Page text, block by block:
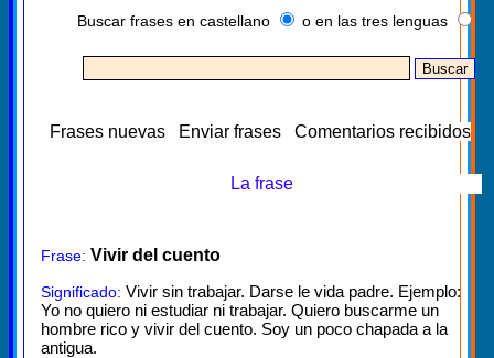
Buscar frases en castellano o en las tres lenguas
Frases nuevas Enviar frases Comentarios recibidos
La frase
Frase: Vivir del cuento
Significado: Vivir sin trabajar. Darse le vida padre. Ejemplo:
Yo no quiero ni estudiar ni trabajar. Quiero buscarme un
hombre rico y vivir del cuento. Soy un poco chapada a la
antigua.